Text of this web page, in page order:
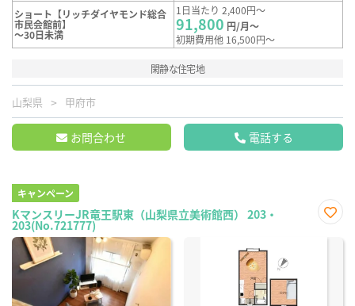
ショート【リッチダイヤモンド総合
市民会館前】
～30日未満
1日当たり 2,400円～
91,800 円/月～
初期費用他 16,500円～
閑静な住宅地
山梨県 甲府市
お問合わせ 電話する
キャンペーン
KマンスリーJR竜王駅東（山梨県立美術館西） 203・
203(No.721777)
に入